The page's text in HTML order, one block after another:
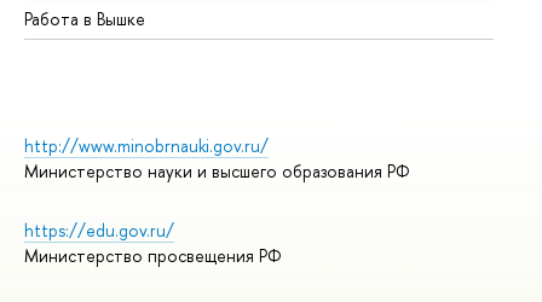
Работа в Вышке
http://www.minobrnauki.gov.ru/
Министерство науки и высшего образования РФ
https://edu.gov.ru/
Министерство просвещения РФ